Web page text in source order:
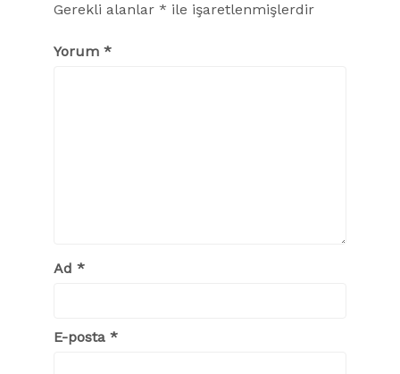
Gerekli alanlar * ile işaretlenmişlerdir
Yorum *
Ad *
E-posta *